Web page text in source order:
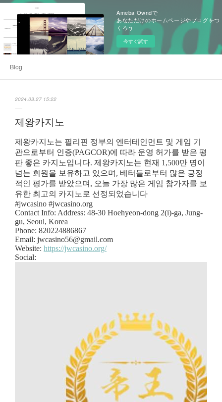
Ameba Owndで
あなただけのホームページやブログをつ
くろう
今すぐ試す
Blog
2024.03.27 15:22
제왕카지노